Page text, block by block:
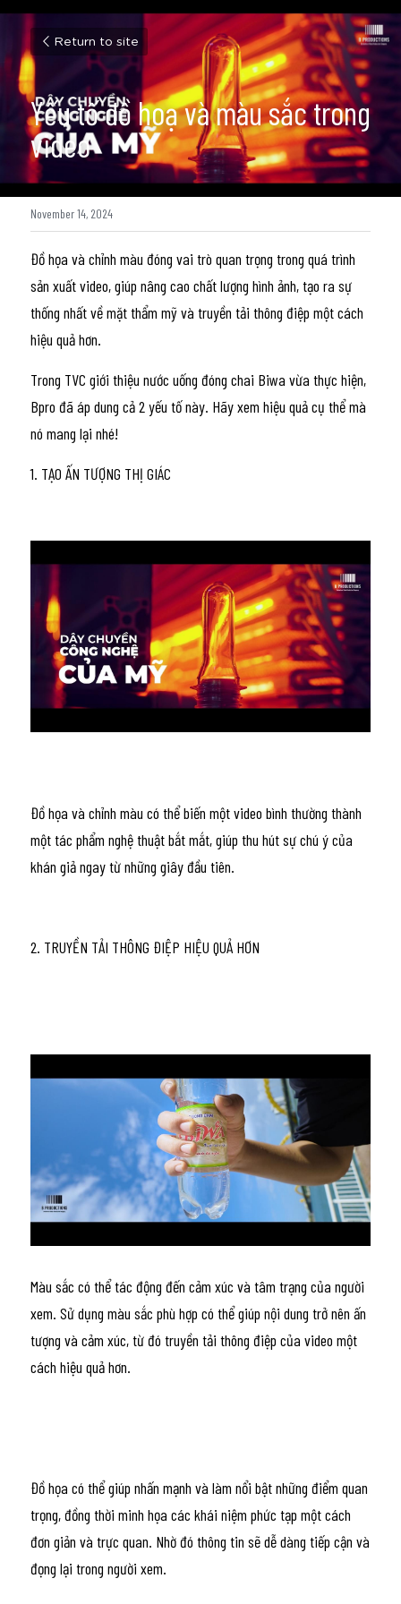
Return to site
Yếu tố đồ hoạ và màu sắc trong
video
November 14, 2024
Đồ họa và chỉnh màu đóng vai trò quan trọng trong quá trình
sản xuất video, giúp nâng cao chất lượng hình ảnh, tạo ra sự
thống nhất về mặt thẩm mỹ và truyền tải thông điệp một cách
hiệu quả hơn.
Trong TVC giới thiệu nước uống đóng chai Biwa vừa thực hiện,
Bpro đã áp dung cả 2 yếu tố này. Hãy xem hiệu quả cụ thể mà
nó mang lại nhé!
1. TẠO ẤN TƯỢNG THỊ GIÁC
Đồ họa và chỉnh màu có thể biến một video bình thường thành
một tác phẩm nghệ thuật bắt mắt, giúp thu hút sự chú ý của
khán giả ngay từ những giây đầu tiên.
2. TRUYỀN TẢI THÔNG ĐIỆP HIỆU QUẢ HƠN
Màu sắc có thể tác động đến cảm xúc và tâm trạng của người
xem. Sử dụng màu sắc phù hợp có thể giúp nội dung trở nên ấn
tượng và cảm xúc, từ đó truyền tải thông điệp của video một
cách hiệu quả hơn.
Đồ họa có thể giúp nhấn mạnh và làm nổi bật những điểm quan
trọng, đồng thời minh họa các khái niệm phức tạp một cách
đơn giản và trực quan. Nhờ đó thông tin sẽ dễ dàng tiếp cận và
đọng lại trong người xem.